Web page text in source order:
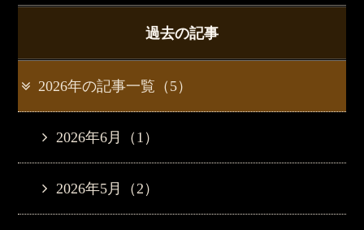
過去の記事
2026年の記事一覧（5）
2026年6月（1）
2026年5月（2）